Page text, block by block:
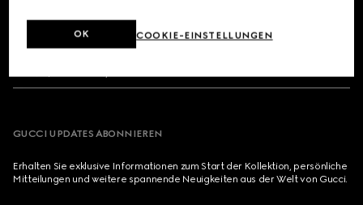
FILIALSUCHE
GUCCI UPDATES ABONNIEREN
Erhalten Sie exklusive Informationen zum Start der Kollektion, persönliche
Mitteilungen und weitere spannende Neuigkeiten aus der Welt von Gucci.
COOKIE-EINSTELLUNGEN
OK